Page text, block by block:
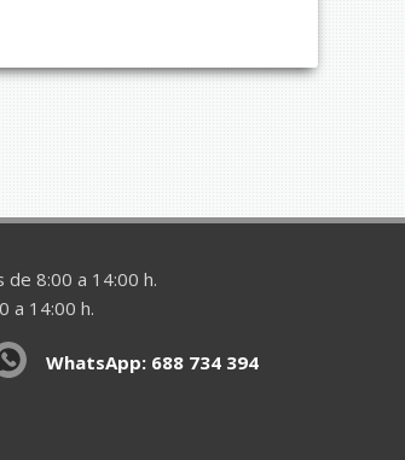
8:00 a 14:00 h.
a 14:00 h.
WhatsApp: 688 734 394